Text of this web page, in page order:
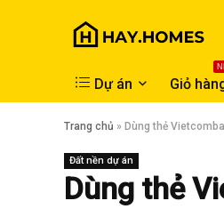
Dự án Giỏ
Trang chủ » Dùng thẻ
Đất nền dự án
Dùng thẻ